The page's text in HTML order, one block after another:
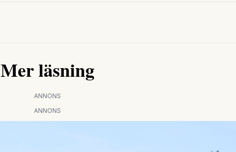
Mer läsning
ANNONS
ANNONS